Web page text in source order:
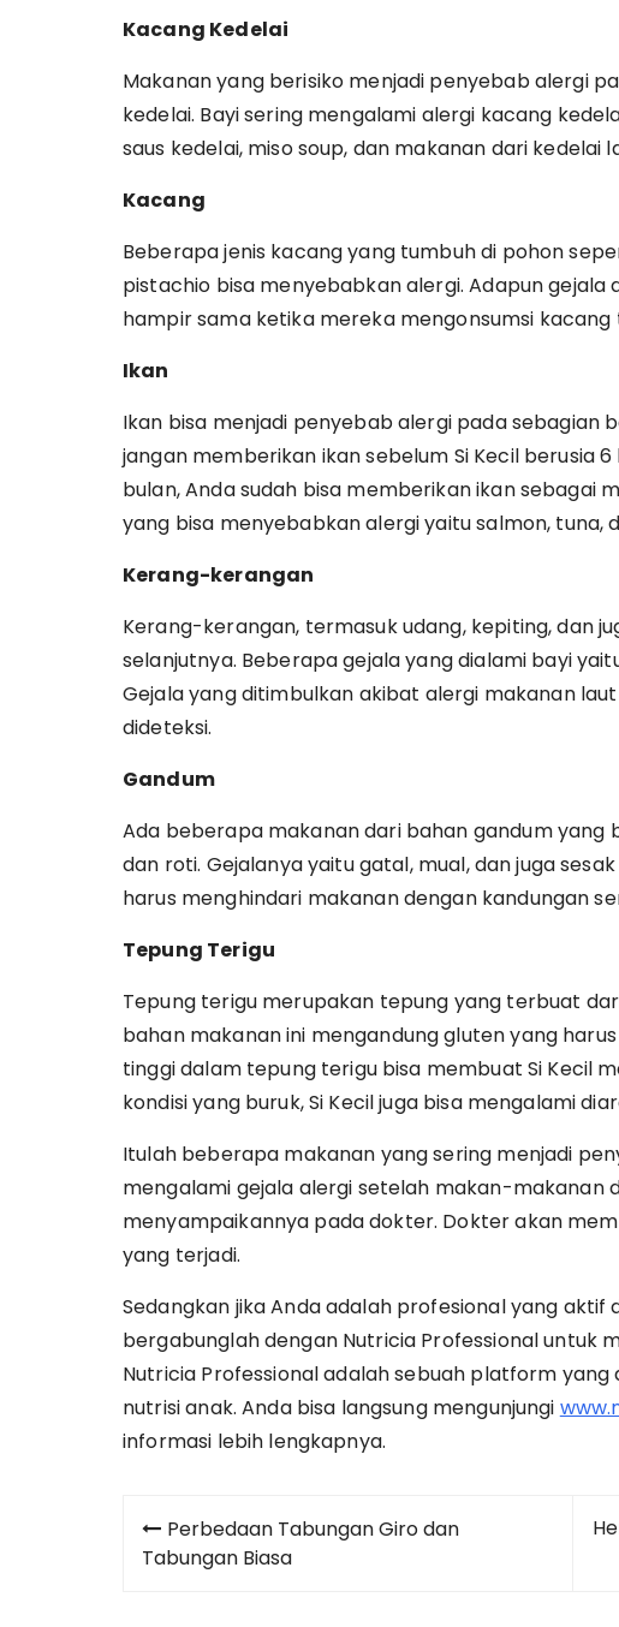
Kacang Kedelai
Makanan yang berisiko menjadi penyebab alergi
kedelai. Bayi sering mengalami alergi kacang
saus kedelai, miso soup, dan makanan dari kedelai
Kacang
Beberapa jenis kacang yang tumbuh di pohon
pistachio bisa menyebabkan alergi. Adapun gejala
hampir sama ketika mereka mengonsumsi kacang
Ikan
Ikan bisa menjadi penyebab alergi pada sebagian
jangan memberikan ikan sebelum Si Kecil berusia
bulan, Anda sudah bisa memberikan ikan sebagai
yang bisa menyebabkan alergi yaitu salmon, tuna,
Kerang-kerangan
Kerang-kerangan, termasuk udang, kepiting, dan
selanjutnya. Beberapa gejala yang dialami bayi
Gejala yang ditimbulkan akibat alergi makanan
dideteksi.
Gandum
Ada beberapa makanan dari bahan gandum
dan roti. Gejalanya yaitu gatal, mual, dan juga
harus menghindari makanan dengan kandungan
Tepung Terigu
Tepung terigu merupakan tepung yang terbuat
bahan makanan ini mengandung gluten yang
tinggi dalam tepung terigu bisa membuat Si Kecil
kondisi yang buruk, Si Kecil juga bisa mengalami
Itulah beberapa makanan yang sering menjadi
mengalami gejala alergi setelah makan-makanan
menyampaikannya pada dokter. Dokter akan
yang terjadi.
Sedangkan jika Anda adalah profesional yang aktif
bergabunglah dengan Nutricia Professional untuk
Nutricia Professional adalah sebuah platform
nutrisi anak. Anda bisa langsung mengunjungi
informasi lebih lengkapnya.
Post
navigation
Perbedaan Tabungan Giro dan
Tabungan Biasa